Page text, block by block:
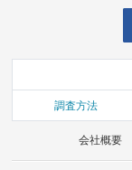
調査方法
会社概要